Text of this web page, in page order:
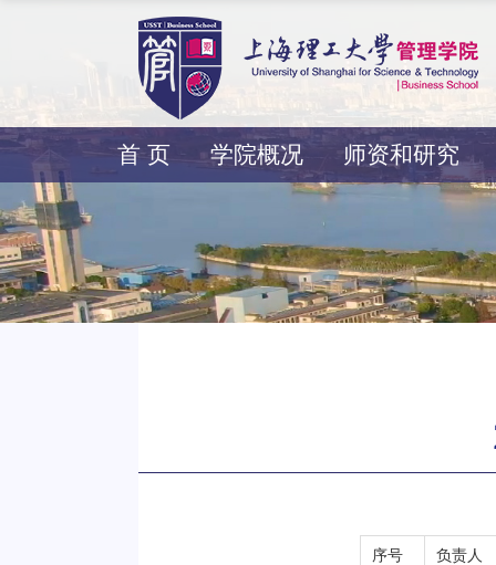
首 页 学院概况 师资和研究
序号 负责人